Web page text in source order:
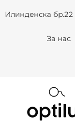
toИлинденска бр.22
За нас